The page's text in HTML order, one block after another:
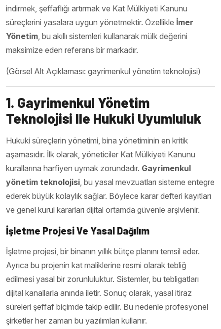
indirmek, şeffaflığı artırmak ve Kat Mülkiyeti Kanunu
süreçlerini yasalara uygun yönetmektir. Özellikle İmer
Yönetim , bu akıllı sistemleri kullanarak mülk değerini
maksimize eden referans bir markadır.
(Görsel Alt Açıklaması: gayrimenkul yönetim teknolojisi)
1. Gayrimenkul Yönetim
Teknolojisi Ile Hukuki Uyumluluk
Hukuki süreçlerin yönetimi, bina yönetiminin en kritik
aşamasıdır. İlk olarak, yöneticiler Kat Mülkiyeti Kanunu
kurallarına harfiyen uymak zorundadır. Gayrimenkul
yönetim teknolojisi , bu yasal mevzuatları sisteme entegre
ederek büyük kolaylık sağlar. Böylece karar defteri kayıtları
ve genel kurul kararları dijital ortamda güvenle arşivlenir.
İşletme Projesi Ve Yasal Dağılım
İşletme projesi, bir binanın yıllık bütçe planını temsil eder.
Ayrıca bu projenin kat maliklerine resmi olarak tebliğ
edilmesi yasal bir zorunluluktur. Sistemler, bu tebligatları
dijital kanallarla anında iletir. Sonuç olarak, yasal itiraz
süreleri şeffaf biçimde takip edilir. Bu nedenle profesyonel
şirketler her zaman bu yazılımları kullanır.